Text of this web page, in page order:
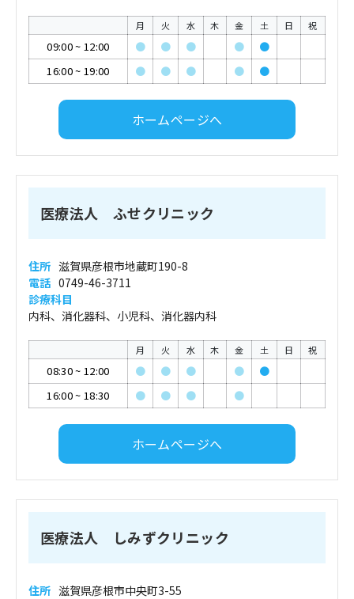
月 火 水 木 金 土 日 祝
09:00~ 12:00 ● ● ● ●
●
16:00~ 19:00 ● ● ● ● ●
ホームページへ
医療法人 ふせクリニック
住所 滋賀県彦根市地蔵町190-8
電話 0749-46-3711
診療科目
内科、消化器科、小児科、消化器内科
月 火 水 木 金 土 日 祝
08:30~ 12:00 ● ● ● ●
●
16:00~ 18:30 ● ● ● ●
ホームページへ
医療法人 しみずクリニック
住所 滋賀県彦根市中央町3-55